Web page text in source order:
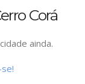
Corá
ainda.